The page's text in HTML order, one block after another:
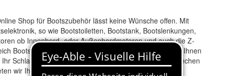
Shop für Bootszubehör lässt keine Wünsche offen. Mit
so wie Bootstoiletten, Bootstank, Bootslenkungen,
ob Innenbord- oder Außenbordmotoren und auch die Z-
Bootssport und speziell geschultem Team, stehen wir Ihnen
Schlauchboot finden sollten, zögern Sie nicht und sprechen
wir Ihnen zu spitzen Preisen an.